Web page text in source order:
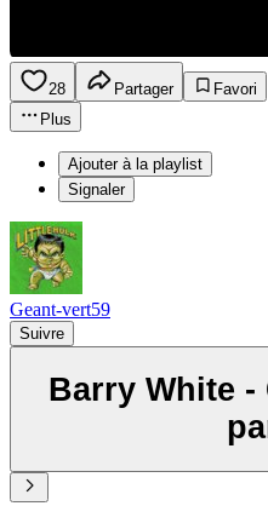
28 Partager
Favori
Plus
Ajouter à la playlist
Signaler
Geant-vert59
Suivre
Barry White -